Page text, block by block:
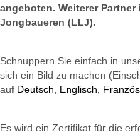
angeboten. Weiterer
Jongbaueren (LLJ).
Schnuppern Sie einfach in
sich ein Bild zu machen
auf Deutsch, Englisch,
Es wird ein Zertifikat für die